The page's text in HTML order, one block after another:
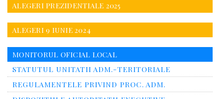
ALEGERI PREZIDENTIALE 2025
ALEGERI 9 IUNIE 2024
MONITORUL OFICIAL LOCAL
STATUTUL UNITATII ADM.-TERITORIALE
REGULAMENTELE PRIVIND PROC. ADM.